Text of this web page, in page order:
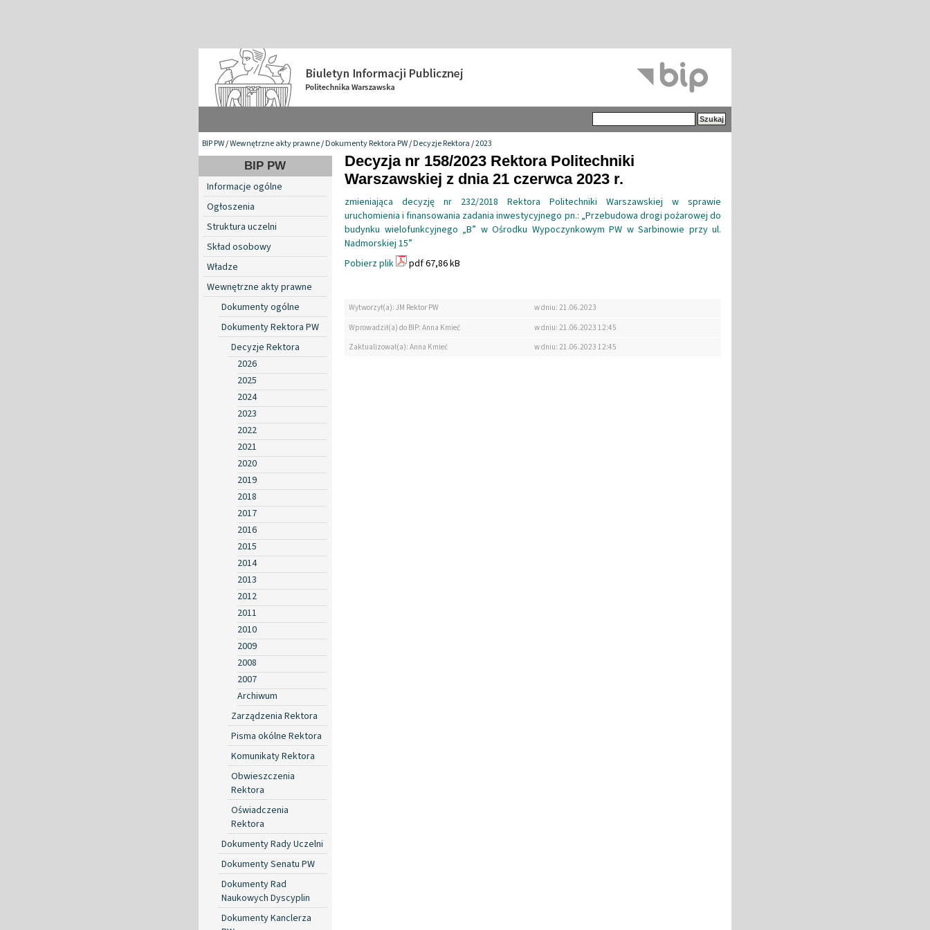
BIP PW/Wewnętrzne akty prawne/Dokumenty Rektora PW/Decyzje Rektora/2023
BIP PW
Informacje ogólne
Ogłoszenia
Struktura uczelni
Skład osobowy
Władze
Wewnętrzne akty prawne
Dokumenty ogólne
Dokumenty Rektora PW
Decyzje Rektora
2026
2025
2024
2023
2022
2021
2020
2019
2018
2017
2016
2015
2014
2013
2012
2011
2010
2009
2008
2007
Archiwum
Zarządzenia Rektora
Pisma okólne Rektora
Komunikaty Rektora
Obwieszczenia
Rektora
Oświadczenia
Rektora
Dokumenty Rady Uczelni
Dokumenty Senatu PW
Dokumenty Rad
Naukowych Dyscyplin
Dokumenty Kanclerza
Decyzja nr 158/2023 Rektora Politechniki
Warszawskiej z dnia 21 czerwca 2023 r.
zmieniająca decyzję nr 232/2018 Rektora Politechniki Warszawskiej w sprawie
uruchomienia i finansowania zadania inwestycyjnego pn.: „Przebudowa drogi pożarowej do
budynku wielofunkcyjnego „B” w Ośrodku Wypoczynkowym PW w Sarbinowie przy ul.
Nadmorskiej 15”
Pobierz plik
pdf 67,86 kB
Wytworzył(a): JM Rektor PW
w dniu: 21.06.2023
Wprowadził(a) do BIP: Anna Kmieć
w dniu: 21.06.2023 12:45
Zaktualizował(a): Anna Kmieć
w dniu: 21.06.2023 12:45